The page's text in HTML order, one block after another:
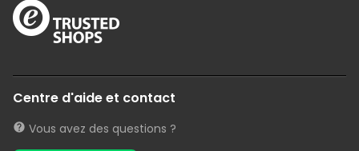
Centre d'aide et contact
Vous avez des questions ?